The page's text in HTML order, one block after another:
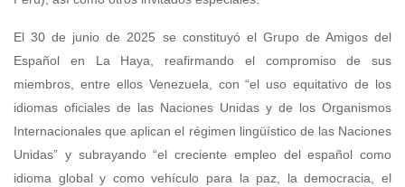
El 30 de junio de 2025 se constituyó el Grupo de Amigos del
Español en La Haya, reafirmando el compromiso de sus
miembros, entre ellos Venezuela, con “el uso equitativo de los
idiomas oficiales de las Naciones Unidas y de los Organismos
Internacionales que aplican el régimen lingüístico de las Naciones
Unidas” y subrayando “el creciente empleo del español como
idioma global y como vehículo para la paz, la democracia, el